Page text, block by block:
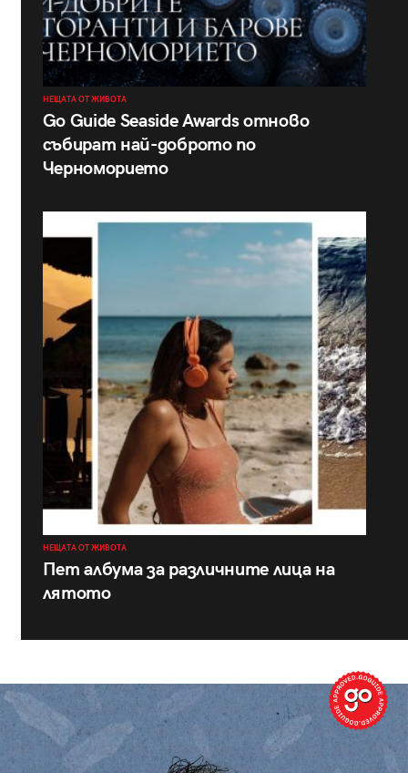
НЕЩАТА ОТ ЖИВОТА
Go Guide Seaside Awards отново
събират най-доброто по
Черноморието
НЕЩАТА ОТ ЖИВОТА
Пет албума за различните лица на
лятото